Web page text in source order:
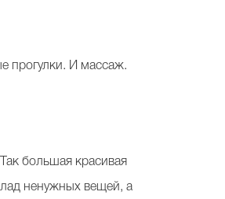
прогулки. И массаж.
большая красивая
ненужных вещей, а